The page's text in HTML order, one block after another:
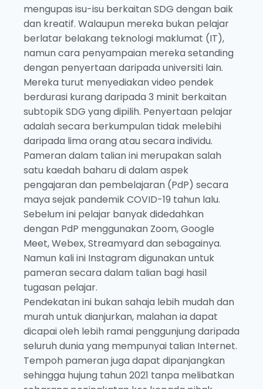
mengupas isu-isu berkaitan SDG dengan baik
dan kreatif. Walaupun mereka bukan pelajar
berlatar belakang teknologi maklumat (IT),
namun cara penyampaian mereka setanding
dengan penyertaan daripada universiti lain.
Mereka turut menyediakan video pendek
berdurasi kurang daripada 3 minit berkaitan
subtopik SDG yang dipilih. Penyertaan pelajar
adalah secara berkumpulan tidak melebihi
daripada lima orang atau secara individu.
Pameran dalam talian ini merupakan salah
satu kaedah baharu di dalam aspek
pengajaran dan pembelajaran (PdP) secara
maya sejak pandemik COVID-19 tahun lalu.
Sebelum ini pelajar banyak didedahkan
dengan PdP menggunakan Zoom, Google
Meet, Webex, Streamyard dan sebagainya.
Namun kali ini Instagram digunakan untuk
pameran secara dalam talian bagi hasil
tugasan pelajar.
Pendekatan ini bukan sahaja lebih mudah dan
murah untuk dianjurkan, malahan ia dapat
dicapai oleh lebih ramai penggunjung daripada
seluruh dunia yang mempunyai talian Internet.
Tempoh pameran juga dapat dipanjangkan
sehingga hujung tahun 2021 tanpa melibatkan